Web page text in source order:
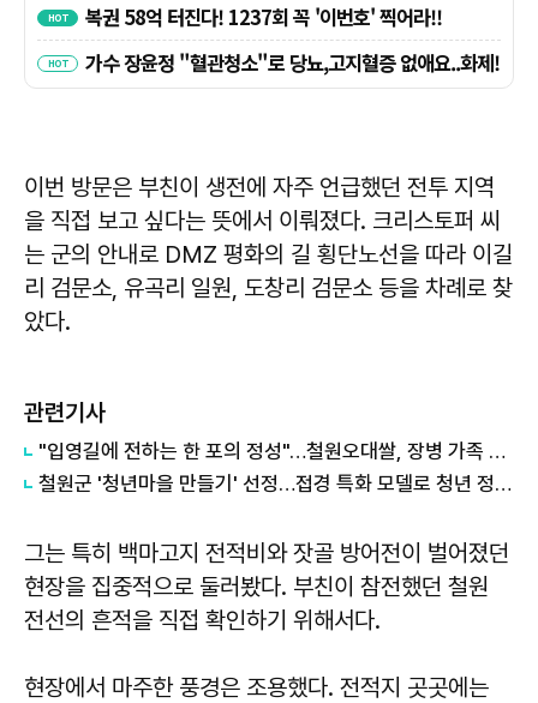
이번 방문은 부친이 생전에 자주 언급했던 전투 지역
을 직접 보고 싶다는 뜻에서 이뤄졌다. 크리스토퍼 씨
는 군의 안내로 DMZ 평화의 길 횡단노선을 따라 이길
리 검문소, 유곡리 일원, 도창리 검문소 등을 차례로 찾
았다.
관련기사
"입영길에 전하는 한 포의 정성"…철원오대쌀, 장병 가족 손에 들린다
철원군 '청년마을 만들기' 선정…접경 특화 모델로 청년 정착 기반 구축
그는 특히 백마고지 전적비와 잣골 방어전이 벌어졌던
현장을 집중적으로 둘러봤다. 부친이 참전했던 철원
전선의 흔적을 직접 확인하기 위해서다.
현장에서 마주한 풍경은 조용했다. 전적지 곳곳에는